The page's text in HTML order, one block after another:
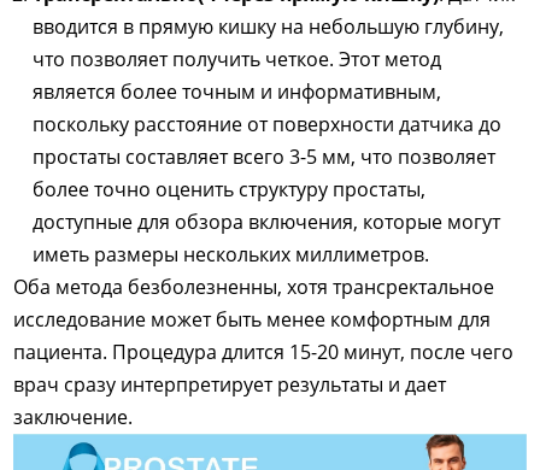
вводится в прямую кишку на небольшую глубину,
что позволяет получить четкое. Этот метод
является более точным и информативным,
поскольку расстояние от поверхности датчика до
простаты составляет всего 3-5 мм, что позволяет
более точно оценить структуру простаты,
доступные для обзора включения, которые могут
иметь размеры нескольких миллиметров.
Оба метода безболезненны, хотя трансректальное
исследование может быть менее комфортным для
пациента. Процедура длится 15-20 минут, после чего
врач сразу интерпретирует результаты и дает
заключение.